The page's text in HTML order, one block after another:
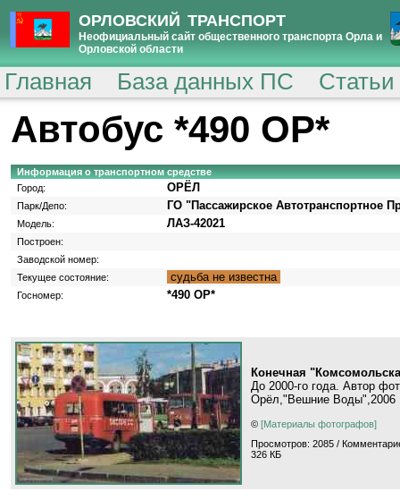
ОРЛОВСКИЙ ТРАНСПОРТ
Неофициальный сайт общественного транспорта Орла и
Орловской области
Главная База данных ПС
Автобус *490 ОР*
Информация о транспортном средстве
Город:
ОРЁЛ
Парк/Депо: ГО "Пассажирское Автотранспортное
Модель: ЛАЗ-42021
Построен:
Заводской номер:
Текущее состояние:
судьба не известна
Госномер: *490 ОР*
Конечная
До 2000-го года. Автор
Орёл,"Вешние Воды",2006
© [Материалы фотографов]
Просмотров: 2085 /
326 КБ